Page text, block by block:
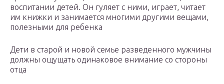
воспитании детей. Он гуляет с ними, играет, читает
им книжки и занимается многими другими вещами,
полезными для ребенка
Дети в старой и новой семье разведенного мужчины
должны ощущать одинаковое внимание со стороны
отца